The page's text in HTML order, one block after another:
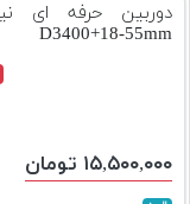
دوم
دوربین
و
D3400+18-55mm
۱۵,۵۰۰,۰۰۰ تومان